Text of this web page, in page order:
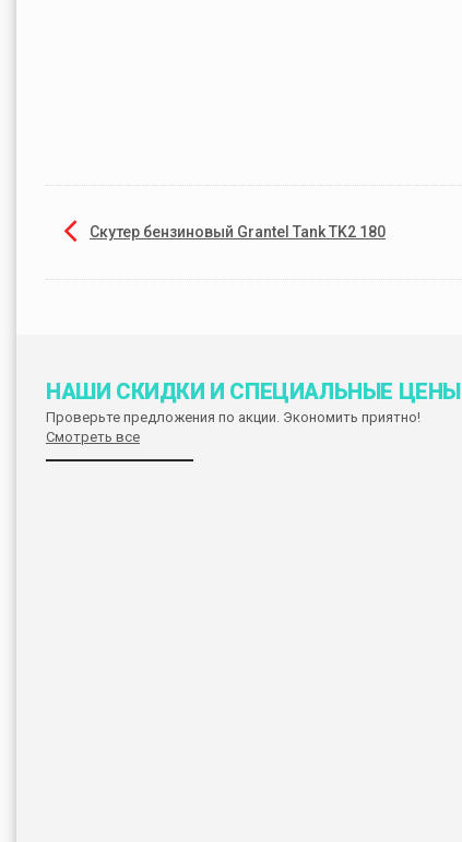
Скутер бензиновый Grantel Tank TK2 180
НАШИ СКИДКИ И СПЕЦИАЛЬНЫЕ ЦЕНЫ
Проверьте предложения по акции. Экономить приятно!
Смотреть все